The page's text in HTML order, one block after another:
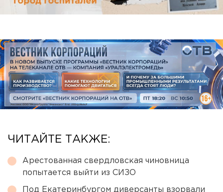
ЧИТАЙТЕ ТАКЖЕ:
Арестованная свердловская чиновница
попытается выйти из СИЗО
Под Екатеринбургом диверсанты взорвали